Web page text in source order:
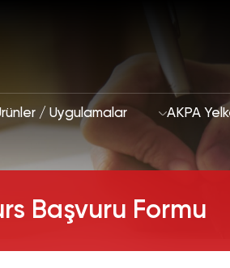
/ Uygulamalar AKPA
Başvuru Formu